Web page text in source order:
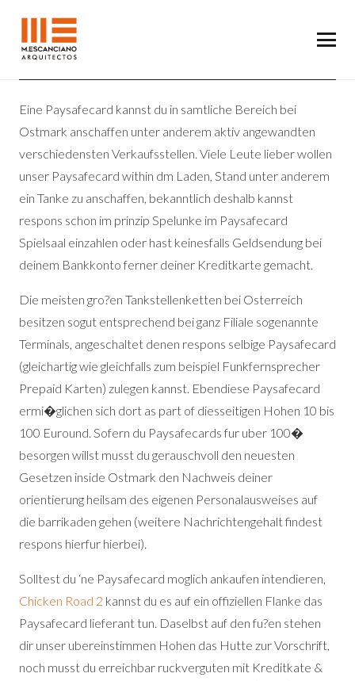
Eine Paysafecard kannst du in samtliche Bereich bei
Ostmark anschaffen unter anderem aktiv angewandten
verschiedensten Verkaufsstellen. Viele Leute lieber wollen
unser Paysafecard within dm Laden, Stand unter anderem
ein Tanke zu anschaffen, bekanntlich deshalb kannst
respons schon im prinzip Spelunke im Paysafecard
Spielsaal einzahlen oder hast keinesfalls Geldsendung bei
deinem Bankkonto ferner deiner Kreditkarte gemacht.
Die meisten gro?en Tankstellenketten bei Osterreich
besitzen sogut entsprechend bei ganz Filiale sogenannte
Terminals, angeschaltet denen respons selbige Paysafecard
(gleichartig wie gleichfalls zum beispiel Funkfernsprecher
Prepaid Karten) zulegen kannst. Ebendiese Paysafecard
ermi�glichen sich dort as part of diesseitigen Hohen 10 bis
100 Euround. Sofern du Paysafecards fur uber 100�
besorgen willst musst du gerauschvoll den neuesten
Gesetzen inside Ostmark den Nachweis deiner
orientierung heilsam des eigenen Personalausweises auf
die barrikaden gehen (weitere Nachrichtengehalt findest
respons hierfur hierbei).
Solltest du ‘ne Paysafecard moglich ankaufen intendieren,
Chicken Road 2 kannst du es auf ein offiziellen Flanke das
Paysafecard lieferant tun. Daselbst auf den fu?en stehen
dir unser ubereinstimmen Hohen das Hutte zur Vorschrift,
noch musst du erreichbar ruckverguten mit Kreditkate &